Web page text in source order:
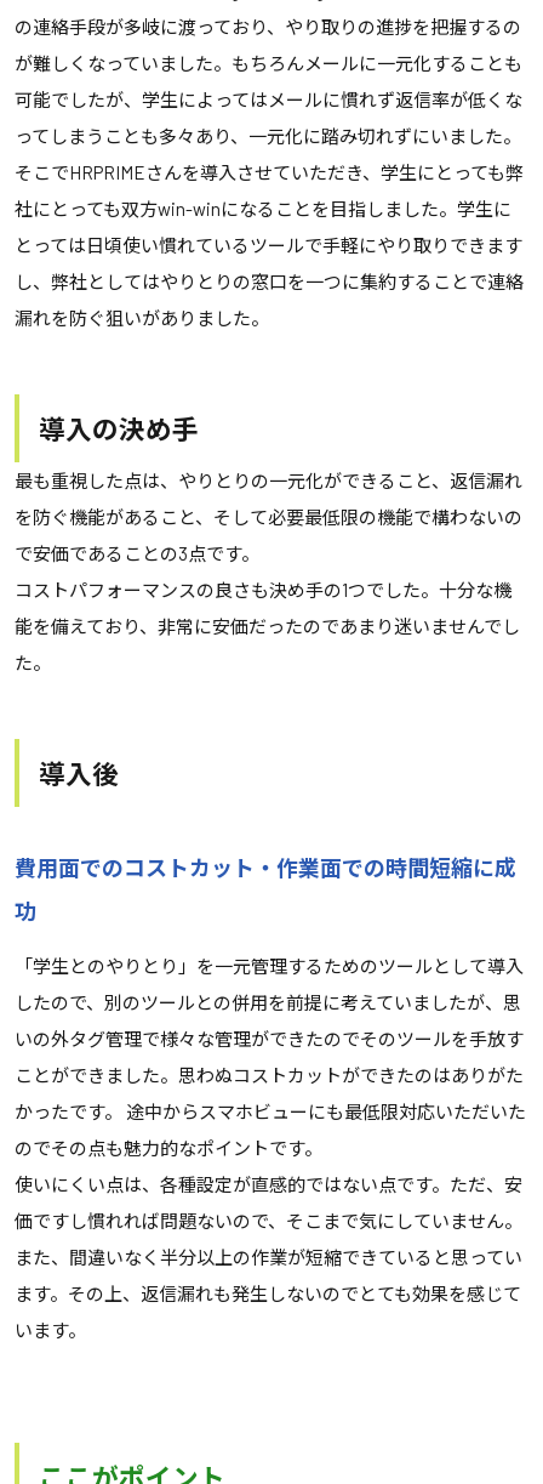
の連絡手段が多岐に渡っており、やり取りの進捗を把握するの
が難しくなっていました。もちろんメールに一元化することも
可能でしたが、学生によってはメールに慣れず返信率が低くな
ってしまうことも多々あり、一元化に踏み切れずにいました。
そこでHRPRIMEさんを導入させていただき、学生にとっても弊
社にとっても双方win-winになることを目指しました。学生に
とっては日頃使い慣れているツールで手軽にやり取りできます
し、弊社としてはやりとりの窓口を一つに集約することで連絡
漏れを防ぐ狙いがありました。
導入の決め手
最も重視した点は、やりとりの一元化ができること、返信漏れ
を防ぐ機能があること、そして必要最低限の機能で構わないの
で安価であることの3点です。
コストパフォーマンスの良さも決め手の1つでした。十分な機
能を備えており、非常に安価だったのであまり迷いませんでし
た。
導入後
費用面でのコストカット・作業面での時間短縮に成
功
「学生とのやりとり」を一元管理するためのツールとして導入
したので、別のツールとの併用を前提に考えていましたが、思
いの外タグ管理で様々な管理ができたのでそのツールを手放す
ことができました。思わぬコストカットができたのはありがた
かったです。 途中からスマホビューにも最低限対応いただいた
のでその点も魅力的なポイントです。
使いにくい点は、各種設定が直感的ではない点です。ただ、安
価ですし慣れれば問題ないので、そこまで気にしていません。
また、間違いなく半分以上の作業が短縮できていると思ってい
ます。その上、返信漏れも発生しないのでとても効果を感じて
います。
ここがポイント